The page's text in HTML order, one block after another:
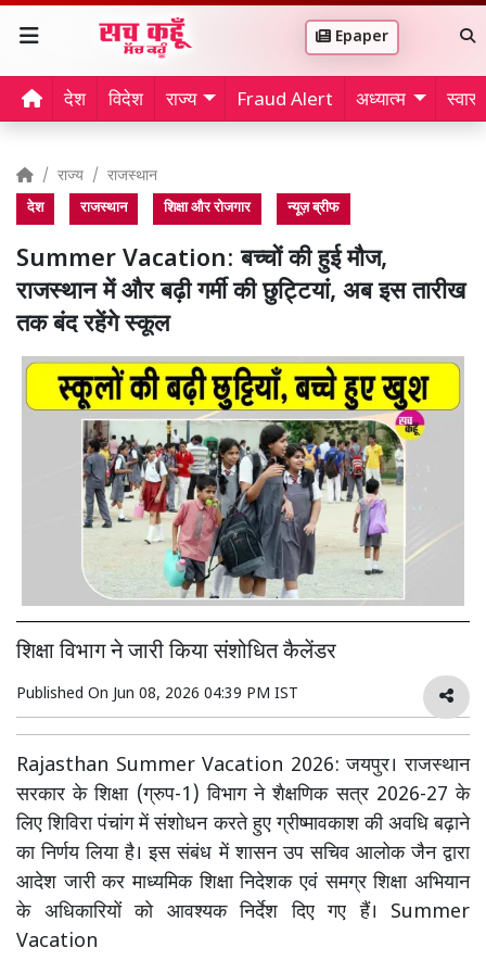
Epaper
देश विदेश राज्य Fraud Alert अध्यात्म
राज्य राजस्थान
देश राजस्थान शिक्षा और रोजगार न्यूज़ ब्रीफ
Summer Vacation: बच्चों की हुई मौज,
राजस्थान में और बढ़ी गर्मी की छुट्टियां, अब इस तारीख
तक बंद रहेंगे स्कूल
शिक्षा विभाग ने जारी किया संशोधित कैलेंडर
Published On Jun 08, 2026 04:39 PM IST
Rajasthan Summer Vacation 2026: जयपुर। राजस्थान
सरकार के शिक्षा (ग्रुप-1) विभाग ने शैक्षणिक सत्र 2026-27 के
लिए शिविरा पंचांग में संशोधन करते हुए ग्रीष्मावकाश की अवधि बढ़ाने
का निर्णय लिया है। इस संबंध में शासन उप सचिव आलोक जैन द्वारा
आदेश जारी कर माध्यमिक शिक्षा निदेशक एवं समग्र शिक्षा अभियान
के अधिकारियों को आवश्यक निर्देश दिए गए हैं। Summer
Vacation